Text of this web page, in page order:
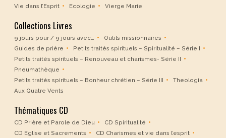
Vie dans l’Esprit
Ecologie Vierge Marie
Collections Livres
9 jours pour / 9 jours avec…
Outils missionnaires
Guides de prière
Petits traités spirituels – Spiritualité – Série I
Petits traités spirituels – Renouveau et charismes- Série II
Pneumathèque
Petits traités spirituels – Bonheur chrétien – Série III
Theologia
Aux Quatre Vents
Thématiques CD
CD Prière et Parole de Dieu
CD Spiritualité
CD Eglise et Sacrements
CD Charismes et vie dans l’esprit